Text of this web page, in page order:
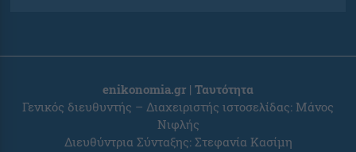
enikonomia.gr | Ταυτότητα
Γενικός διευθυντής – Διαχειριστής ιστοσελίδας: Μάνος
Νιφλής
Διευθύντρια Σύνταξης: Στεφανία Κασίμη